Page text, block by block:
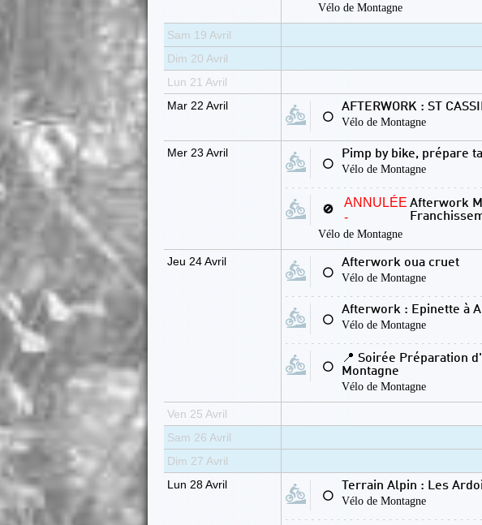
Vélo de Montagne
Sam 19 Avril
Dim 20 Avril
Lun 21 Avril
Mar 22 Avril
⚪
AFTERWORK : ST
Vélo de Montagne
Mer 23 Avril
⚪
Pimp by bike, prépare
Vélo de Montagne
🚫
ANNULÉE
-
Afterwork
Vélo de Montagne
Jeu 24 Avril
⚪
Afterwork oua cruet
Vélo de Montagne
⚪
Afterwork : Epinette à
Vélo de Montagne
⚪
📍 Soirée Préparation
Montagne
Vélo de Montagne
Ven 25 Avril
Sam 26 Avril
Dim 27 Avril
Lun 28 Avril
⚪
Terrain Alpin : Les
Vélo de Montagne